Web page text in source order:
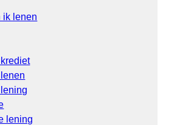
ik lenen
lening